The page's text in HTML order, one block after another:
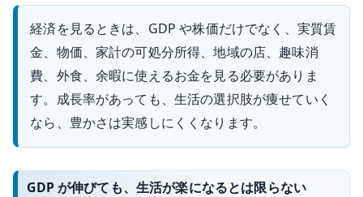
経済を見るときは、GDP や株価だけでなく、実質賃
金、物価、家計の可処分所得、地域の店、趣味消
費、外食、余暇に使えるお金を見る必要がありま
す。成長率があっても、生活の選択肢が痩せていく
なら、豊かさは実感しにくくなります。
GDP が伸びても、生活が楽になるとは限らない